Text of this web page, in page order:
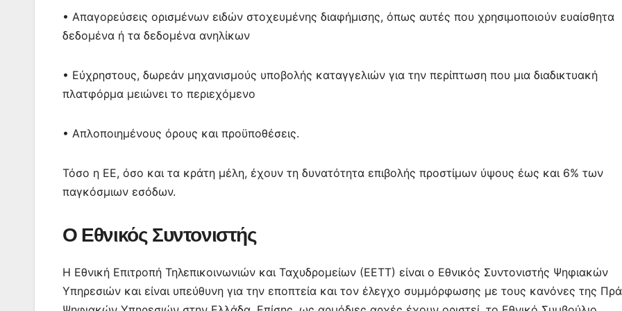
• Απαγορεύσεις ορισμένων ειδών στοχευμένης διαφήμισης, όπως αυτές που χρησιμοποιούν ευαίσθητα
δεδομένα ή τα δεδομένα ανηλίκων
• Εύχρηστους, δωρεάν μηχανισμούς υποβολής καταγγελιών για την περίπτωση που μια διαδικτυακή
πλατφόρμα μειώνει το περιεχόμενο
• Απλοποιημένους όρους και προϋποθέσεις.
Τόσο η ΕΕ, όσο και τα κράτη μέλη, έχουν τη δυνατότητα επιβολής προστίμων ύψους έως και 6% των
παγκόσμιων εσόδων.
Ο Εθνικός Συντονιστής
Η Εθνική Επιτροπή Τηλεπικοινωνιών και Ταχυδρομείων (ΕΕΤΤ) είναι ο Εθνικός Συντονιστής Ψηφιακών
Υπηρεσιών και είναι υπεύθυνη για την εποπτεία και τον έλεγχο συμμόρφωσης με τους κανόνες της